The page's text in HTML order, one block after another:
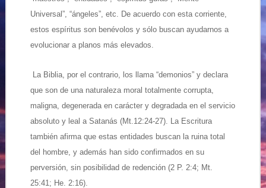
Universal”, “ángeles”, etc. De acuerdo con esta corriente,
estos espíritus son benévolos y sólo buscan ayudarnos a
evolucionar a planos más elevados.
La Biblia, por el contrario, los llama “demonios” y declara
que son de una naturaleza moral totalmente corrupta,
maligna, degenerada en carácter y degradada en el servicio
absoluto y leal a Satanás (Mt.12:24-27). La Escritura
también afirma que estas entidades buscan la ruina total
del hombre, y además han sido confirmados en su
perversión, sin posibilidad de redención (2 P. 2:4; Mt.
25:41; He. 2:16).